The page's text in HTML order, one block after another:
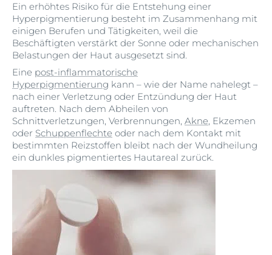
Ein erhöhtes Risiko für die Entstehung einer
Hyperpigmentierung besteht im Zusammenhang mit
einigen Berufen und Tätigkeiten, weil die
Beschäftigten verstärkt der Sonne oder mechanischen
Belastungen der Haut ausgesetzt sind.
Eine post-inflammatorische
Hyperpigmentierung kann – wie der Name nahelegt –
nach einer Verletzung oder Entzündung der Haut
auftreten. Nach dem Abheilen von
Schnittverletzungen, Verbrennungen, Akne, Ekzemen
oder Schuppenflechte oder nach dem Kontakt mit
bestimmten Reizstoffen bleibt nach der Wundheilung
ein dunkles pigmentiertes Hautareal zurück.